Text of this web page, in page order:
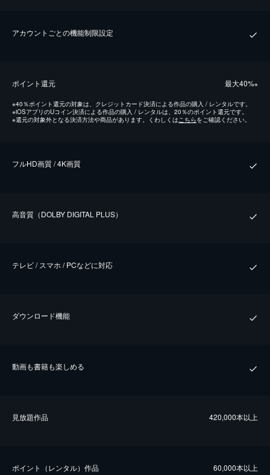
アカウントごとの機能制限設定
ポイント還元 最⼤40%※
※40％ポイント還元の対象は、クレジットカード決済による作品の購入 / レンタルです。
※iOSアプリのUコイン決済による作品の購入 / レンタルは、20％のポイント還元です。
※還元の対象外となる決済方法や商品があります。くわしくはこちらをご確認ください。
フルHD画質 / 4K画質
⾼⾳質（DOLBY DIGITAL PLUS）
テレビ / スマホ / PCなどに対応
ダウンロード機能
動画も書籍も楽しめる
⾒放題作品 420,000本以上
ポイント（レンタル）作品 60,000本以上